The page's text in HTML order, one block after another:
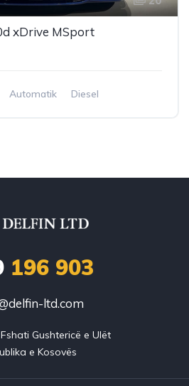
xDrive MSport
Automatik Diesel
196 903
ltd.com
Gushtericë e Ulët